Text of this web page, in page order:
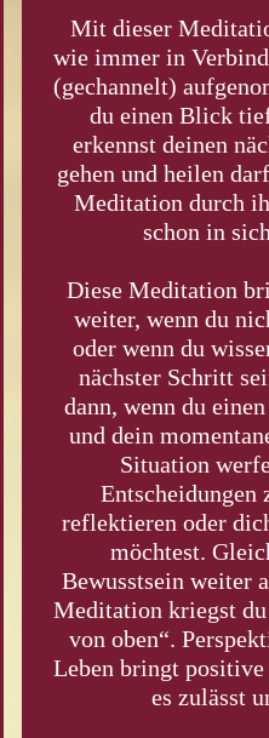
Mit dieser
wie immer in
(gechannelt)
du einen Blick
erkennst deinen
gehen und heilen
Meditation durch
schon in
Diese Meditation
weiter, wenn du
oder wenn du
nächster Schritt
dann, wenn du
und dein
Situation
Entscheidungen
reflektieren oder
möchtest.
Bewusstsein weiter
Meditation kriegst
von oben“.
Leben bringt positive
es zulässt